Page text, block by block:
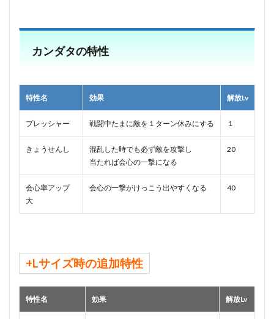
カンダタの特性
特性名 効果 解放Lv
プレッシャー 戦闘中たまに敵を１ターン休みにする １
きょうせんし
混乱した時でも必ず敵を攻撃し
当たれば会心の一撃になる
20
会心率アップ
大
会心の一撃がけっこう出やすくなる 40
+Lサイズ時の追加特性
特性名 効果 解放Lv